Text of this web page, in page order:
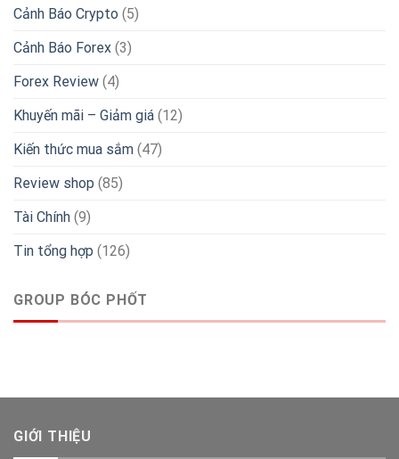
Cảnh Báo Crypto (5)
Cảnh Báo Forex (3)
Forex Review (4)
Khuyến mãi – Giảm giá (12)
Kiến thức mua sắm (47)
Review shop (85)
Tài Chính (9)
Tin tổng hợp (126)
GROUP BÓC PHỐT
GIỚI THIỆU